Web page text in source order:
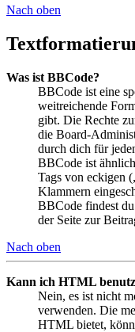
Nach oben
Was ist BBCode?
BBCode ist eine
weitreichende
gibt. Die Rechte
die Board-
durch dich für
BBCode ist
Tags von eckigen
Klammern
BBCode findest
der Seite zur
Nach oben
Kann ich HTML
Nein, es ist nicht
verwenden. Die
HTML bietet,